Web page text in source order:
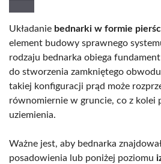
Układanie bednarki w formie
element budowy sprawnego
rodzaju bednarka obiega
do stworzenia zamkniętego
takiej konfiguracji prąd może
równomiernie w gruncie, co z kolei
uziemienia.
Ważne jest, aby bednarka
posadowienia lub poniżej poziomu